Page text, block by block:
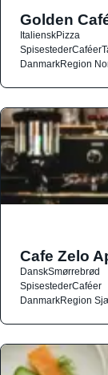
Golden
ItalienskPizza
SpisestederCaféer
DanmarkRegion
Cafe Zelo
DanskSmørrebrød
SpisestederCaféer
DanmarkRegion